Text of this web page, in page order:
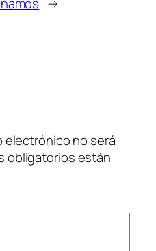
→
electrónico no será
obligatorios están